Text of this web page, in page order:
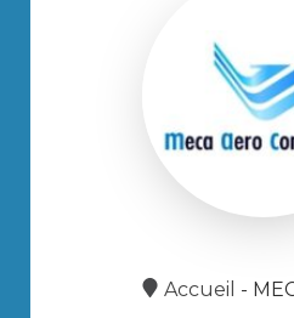
Accueil -